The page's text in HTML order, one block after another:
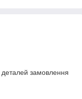
замовлення